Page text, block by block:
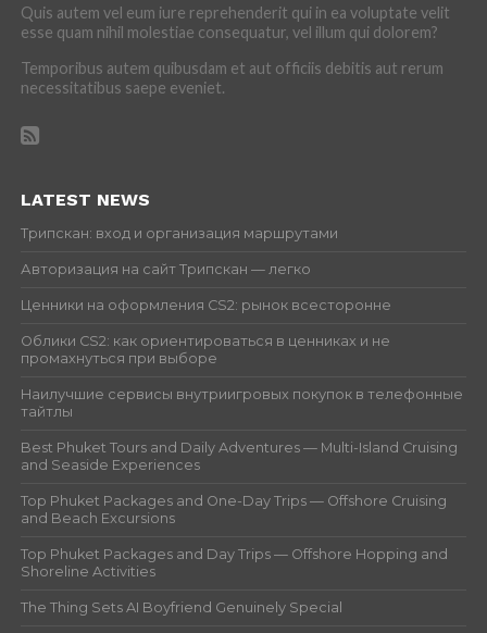
Quis autem vel eum iure reprehenderit qui in ea voluptate velit
esse quam nihil molestiae consequatur, vel illum qui dolorem?
Temporibus autem quibusdam et aut officiis debitis aut rerum
necessitatibus saepe eveniet.
LATEST NEWS
Трипскан: вход и организация маршрутами
Авторизация на сайт Трипскан — легко
Ценники на оформления CS2: рынок всесторонне
Облики CS2: как ориентироваться в ценниках и не
промахнуться при выборе
Наилучшие сервисы внутриигровых покупок в телефонные
тайтлы
Best Phuket Tours and Daily Adventures — Multi-Island Cruising
and Seaside Experiences
Top Phuket Packages and One-Day Trips — Offshore Cruising
and Beach Excursions
Top Phuket Packages and Day Trips — Offshore Hopping and
Shoreline Activities
The Thing Sets AI Boyfriend Genuinely Special